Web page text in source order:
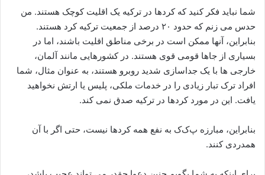
شما نباید فکر کنید که کردها در ترکیه یک اقلیت کوچک هستند. من
حدس می زنم که حدود ۲۰ درصد از جمعیت ترکیه کرد هستند.
بنابراین، آنها ممکن است در برخی مناطق اقلیت باشند، اما در
بسیاری از جاها قومی قوی هستند. در کشورهایی مانند آلمان،
خارجی ها با یک جداسازی شدید روبرو هستند، به عنوان مثال، شما
افراد ترک تبار زیادی را در خدمات ملکی، پلیس یا ارتش نخواهید
یافت. این در مورد کردها در ترکیه صدق نمی کند.
بنابراین، مبارزه پ‌ک‌ک به نفع همه کردها نیست، حتی اگر با آن
همدردی کنند.